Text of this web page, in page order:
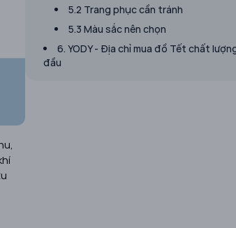
5.2 Trang phục cần tránh
5.3 Màu sắc nên chọn
6. YODY - Địa chỉ mua đồ Tết chất
đầu